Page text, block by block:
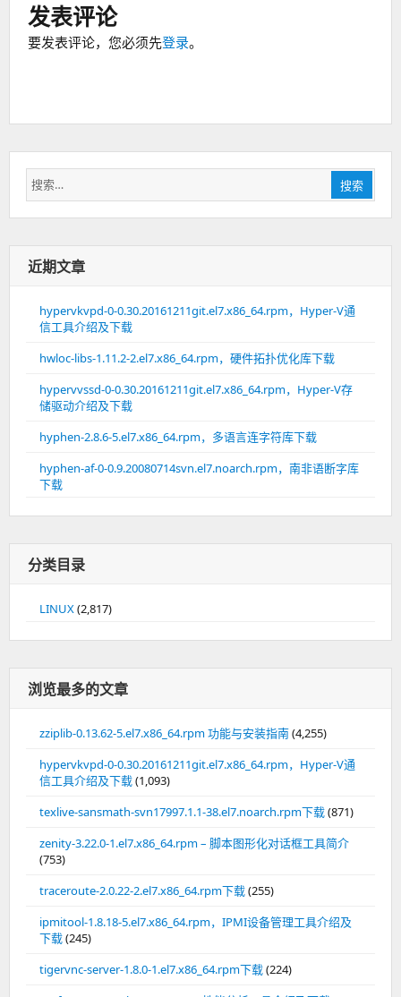
发表评论
要发表评论，您必须先登录。
搜
索：
搜索
近期文章
hypervkvpd-0-0.30.20161211git.el7.x86_64.rpm，Hyper-V通
信工具介绍及下载
hwloc-libs-1.11.2-2.el7.x86_64.rpm，硬件拓扑优化库下载
hypervvssd-0-0.30.20161211git.el7.x86_64.rpm，Hyper-V存
储驱动介绍及下载
hyphen-2.8.6-5.el7.x86_64.rpm，多语言连字符库下载
hyphen-af-0-0.9.20080714svn.el7.noarch.rpm，南非语断字库
下载
分类目录
LINUX(2,817)
浏览最多的文章
zziplib-0.13.62-5.el7.x86_64.rpm 功能与安装指南(4,255)
hypervkvpd-0-0.30.20161211git.el7.x86_64.rpm，Hyper-V通
信工具介绍及下载(1,093)
texlive-sansmath-svn17997.1.1-38.el7.noarch.rpm下载(871)
zenity-3.22.0-1.el7.x86_64.rpm – 脚本图形化对话框工具简介
(753)
traceroute-2.0.22-2.el7.x86_64.rpm下载(255)
ipmitool-1.8.18-5.el7.x86_64.rpm，IPMI设备管理工具介绍及
下载(245)
tigervnc-server-1.8.0-1.el7.x86_64.rpm下载(224)